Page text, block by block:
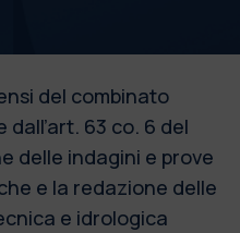
del combinato
dall’art. 63 co. 6 del
delle indagini e prove
e la redazione delle
e idrologica